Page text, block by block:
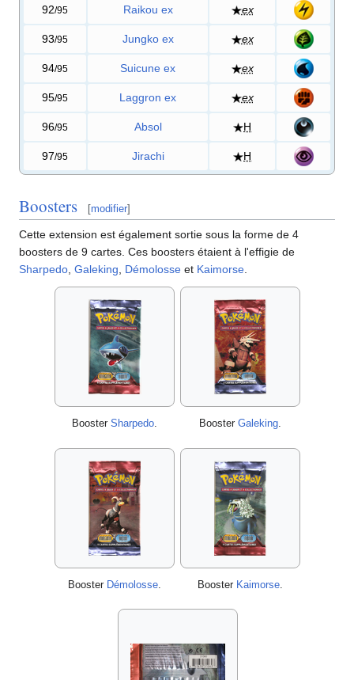
92/95 Raikou ex ex
93/95 Jungko ex ex
94/95 Suicune ex ex
95/95 Laggron ex ex
96/95 Absol H
97/95 Jirachi H
Boosters [modifier]
Cette extension est également sortie sous la forme de 4
boosters de 9 cartes. Ces boosters étaient à l'effigie de
Sharpedo Galeking Démolosse et Kaimorse
Booster Sharpedo. Booster Galeking.
Booster Démolosse. Booster Kaimorse.